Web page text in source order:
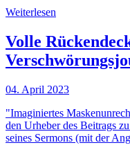
Weiterlesen
Volle
04. April 2023
"Imaginiertes
den Urheber des Beitrags
seines Sermons (mit der